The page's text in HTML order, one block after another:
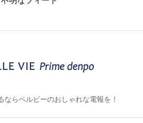
ならベルビーのおしゃれな電報を！